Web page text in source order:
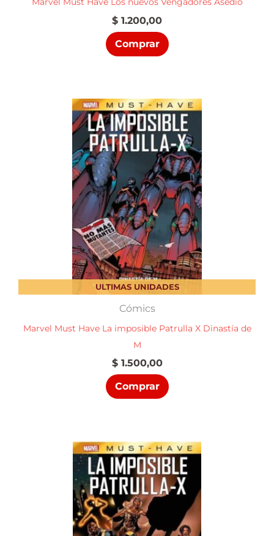
$ 1.200,00
Comprar
ULTIMAS UNIDADES
Cómics
Marvel Must Have La imposible Patrulla X Dinastía de
M
$1.500,00
Comprar